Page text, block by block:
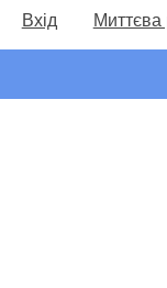
Вхід Миттєва